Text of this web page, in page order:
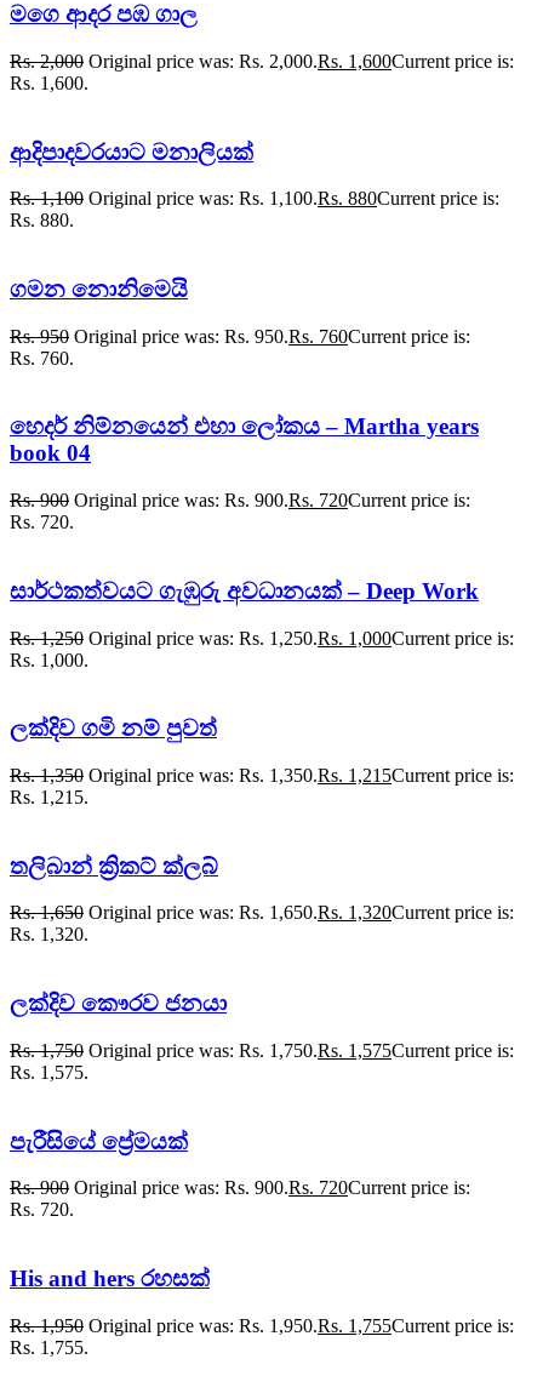
මගෙ ආදර පඹ ගාල
Rs.2,000 Original price was: Rs. 2,000.Rs. 1,600Current price is:
Rs. 1,600.
ආදිපාදවරයාට මනාලියක්
Rs.1,100 Original price was: Rs. 1,100.Rs. 880Current price is:
Rs. 880.
ගමන නොනිමෙයි
Rs.950 Original price was: Rs. 950.Rs. 760Current price is:
Rs. 760.
හෙදර් නිම්නයෙන් එහා ලෝකය – Martha years
book 04
Rs.900 Original price was: Rs. 900.Rs. 720Current price is:
Rs. 720.
සාර්ථකත්වයට ගැඹුරු අවධානයක් – Deep Work
Rs.1,250 Original price was: Rs. 1,250.Rs. 1,000Current price is:
Rs. 1,000.
ලක්දිව ගමි නම් පුවත්
Rs.1,350 Original price was: Rs. 1,350.Rs. 1,215Current price is:
Rs. 1,215.
තලිබාන් ක්‍රිකට් ක්ලබ්
Rs.1,650 Original price was: Rs. 1,650.Rs. 1,320Current price is:
Rs. 1,320.
ලක්දිව කෞරව ජනයා
Rs.1,750 Original price was: Rs. 1,750.Rs. 1,575Current price is:
Rs. 1,575.
පැරීසියේ ප්‍රේමයක්
Rs.900 Original price was: Rs. 900.Rs. 720Current price is:
Rs. 720.
His and hers රහසක්
Rs.1,950 Original price was: Rs. 1,950.Rs. 1,755Current price is:
Rs. 1,755.